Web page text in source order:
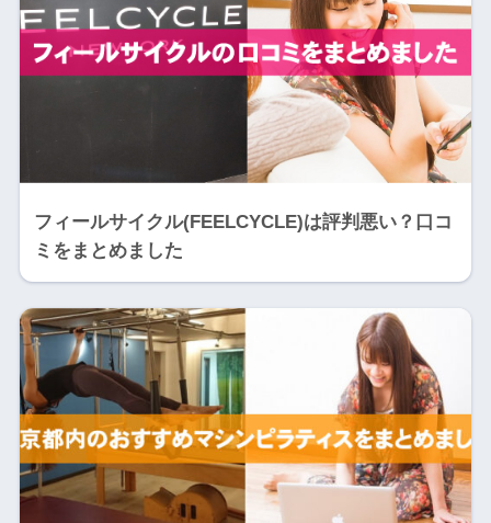
フィールサイクル(FEELCYCLE)は評判悪い？口コ
ミをまとめました